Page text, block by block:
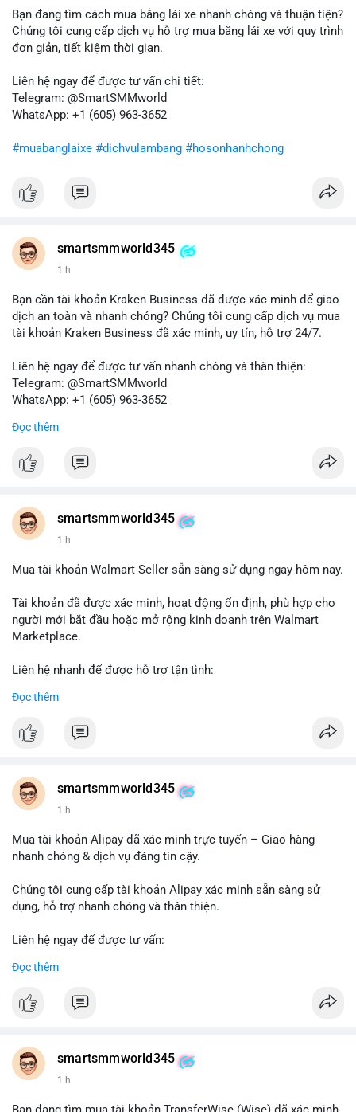
bán ngắn hạn có thể xuất hiện, gây biến động giá. Ngược lại,
nếu chuyển sang ví lạnh, tín hiệu này cho thấy niềm tin nắm giữ
của nhà đầu tư lớn vẫn còn vững chắc.
Lời khuyên cho nhà đầu tư nhỏ lẻ: Theo dõi sát các giao dịch
tiếp theo từ địa chỉ này để xác định điểm đến của dòng tiền.
Tránh hành động theo cảm xúc; hãy dựa trên dữ liệu xác nhận
tăng.
Bạn đang tìm cách mua bằng lái xe nhanh chóng và thuận tiện?
Chúng tôi cung cấp dịch vụ hỗ trợ mua bằng lái xe với quy trình
đơn giản, tiết kiệm thời gian.
Liên hệ ngay để được tư vấn chi tiết:
Telegram: @SmartSMMworld
WhatsApp: +1 (605) 963-3652
#muabanglaixe #dichvulambang #hosonhanhchong
smartsmmworld345
1 h
Bạn cần tài khoản Kraken Business đã được xác minh để giao
dịch an toàn và nhanh chóng? Chúng tôi cung cấp dịch vụ mua
tài khoản Kraken Business đã xác minh, uy tín, hỗ trợ 24/7.
Liên hệ ngay để được tư vấn nhanh chóng và thân thiện:
Telegram: @SmartSMMworld
WhatsApp: +1 (605) 963-3652
#buyverifiedkrakenbusinessaccounts
Đọc thêm
smartsmmworld345
1 h
Mua tài khoản Walmart Seller sẵn sàng sử dụng ngay hôm nay.
Tài khoản đã được xác minh, hoạt động ổn định, phù hợp cho
người mới bắt đầu hoặc mở rộng kinh doanh trên Walmart
Marketplace.
Liên hệ nhanh để được hỗ trợ tận tình:
WhatsApp: +1 (605) 963-3652
#buywalmartselleraccounts
Đọc thêm
smartsmmworld345
1 h
Mua tài khoản Alipay đã xác minh trực tuyến – Giao hàng
nhanh chóng & dịch vụ đáng tin cậy.
Chúng tôi cung cấp tài khoản Alipay xác minh sẵn sàng sử
dụng, hỗ trợ nhanh chóng và thân thiện.
Liên hệ ngay để được tư vấn:
WhatsApp: +1 (605) 963-3652
#buyverifiedalipayaccounts
Đọc thêm
smartsmmworld345
1 h